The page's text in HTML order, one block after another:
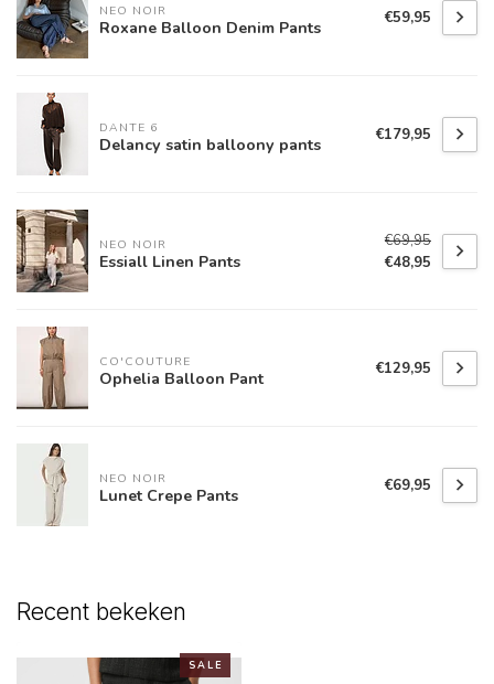
NEO NOIR
Roxane Balloon Denim Pants €59,95
DANTE 6
Delancy satin balloony pants €179,95
NEO NOIR
Essiall Linen Pants
€69,95
€48,95
CO'COUTURE
Ophelia Balloon Pant €129,95
NEO NOIR
Lunet Crepe Pants €69,95
Recent bekeken
S A L E